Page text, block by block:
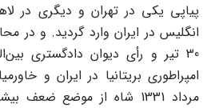
پیاپی یکی در تهران و دیگری در
انگلیس در ایران وارد گردید. و در
30 تیر و رأی دیوان دادگستری
مرداد 1331 شاه از موضع